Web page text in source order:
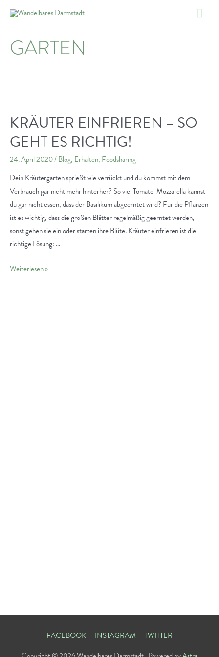
Inhalt
GARTEN
KRÄUTER EINFRIEREN – SO
GEHT ES RICHTIG!
24. April 2020/Blog, Erhalten, Foodsharing
Dein Kräutergarten sprießt wie verrückt und du kommst mit dem
Verbrauch gar nicht mehr hinterher? So viel Tomate-Mozzarella kannst
du gar nicht essen, dass der Basilikum abgeerntet wird? Für die Pflanzen
ist es wichtig, dass die großen Blätter regelmäßig geerntet werden,
sonst gehen sie ein oder starten ihre Blüte. Kräuter einfrieren ist die
richtige Lösung: …
Kräuter
Weiterlesen »
FACEBOOK INSTAGRAM
TWITTER